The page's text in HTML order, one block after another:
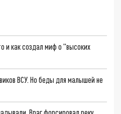
и как создал миф о "высоких
ВСУ. Но беды для малышей не